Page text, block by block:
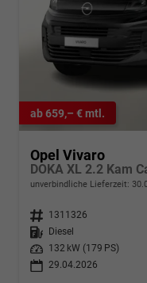
ab 659,– € mtl.
Opel Vivaro
DOKA XL 2.2 Kam
unverbindliche Lieferzeit:
Fahrzeugnr. 1311326
Kraftstoff
Diesel
Leistung
132 kW (179 PS)
29.04.2026